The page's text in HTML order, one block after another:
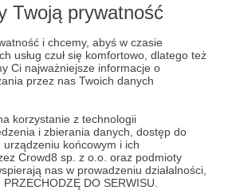
Twoją prywatność
i chcemy, abyś w czasie
usług czuł się komfortowo, dlatego też
Ci najważniejsze informacje o
przez nas Twoich danych
korzystanie z technologii
i zbierania danych, dostęp do
końcowym i ich
Crowd8 sp. z o.o. oraz podmioty
nas w prowadzeniu działalności,
DO SERWISU.
Anitę Piotrowską. Będzie coś o
dam, potem nieco o epidemii
się pełno skojarzeń z jabłkiem, a
piękność, która tylko udawała
kino o kobietach lub tworzone
Płock +3